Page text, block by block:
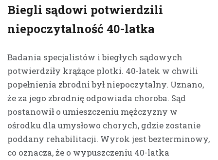
Biegli sądowi potwierdzili
niepoczytalność 40-latka
Badania specjalistów i biegłych sądowych
potwierdziły krążące plotki. 40-latek w chwili
popełnienia zbrodni był niepoczytalny. Uznano,
że za jego zbrodnię odpowiada choroba. Sąd
postanowił o umieszczeniu mężczyzny w
ośrodku dla umysłowo chorych, gdzie zostanie
poddany rehabilitacji. Wyrok jest bezterminowy,
co oznacza, że o wypuszczeniu 40-latka